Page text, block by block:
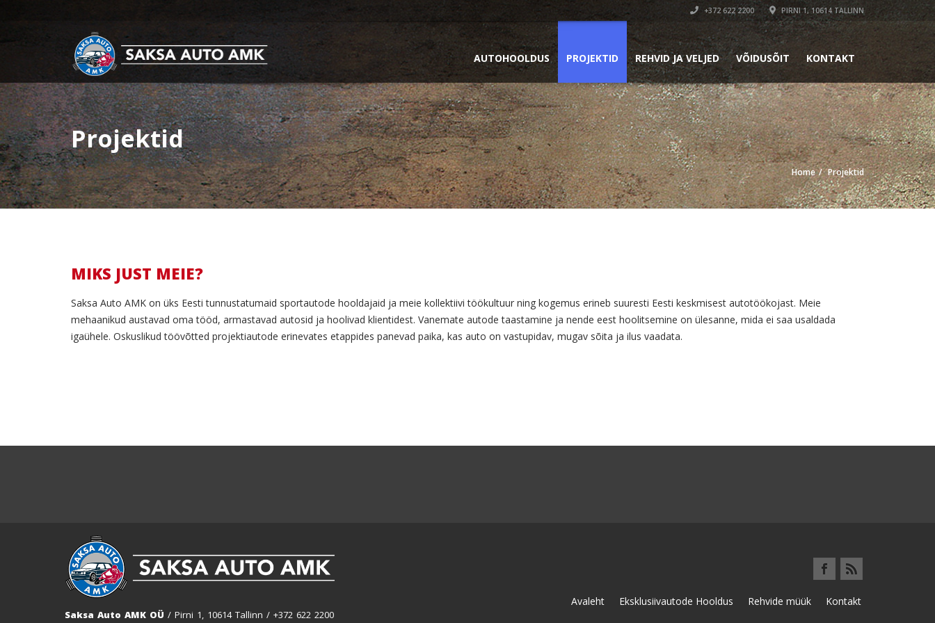
+372 622 2200 PIRNI 1, 10614 TALLINN
AUTOHOOLDUS PROJEKTID REHVID JA VELJED VÕIDUSÕIT KONTAKT
Projektid
Home Projektid
MIKS JUST MEIE?
Saksa Auto AMK on üks Eesti tunnustatumaid sportautode hooldajaid ja meie kollektiivi töökultuur ning kogemus erineb suuresti Eesti keskmisest autotöökojast. Meie
mehaanikud austavad oma tööd, armastavad autosid ja hoolivad klientidest. Vanemate autode taastamine ja nende eest hoolitsemine on ülesanne, mida ei saa usaldada
igaühele. Oskuslikud töövõtted projektiautode erinevates etappides panevad paika, kas auto on vastupidav, mugav sõita ja ilus vaadata.
Saksa Auto AMK OÜ / Pirni 1, 10614 Tallinn / +372 622 2200
Avaleht Eksklusiivautode Hooldus Rehvide müük Kontakt